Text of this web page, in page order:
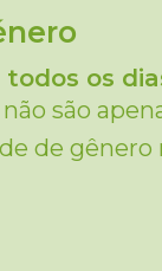
os
são
de